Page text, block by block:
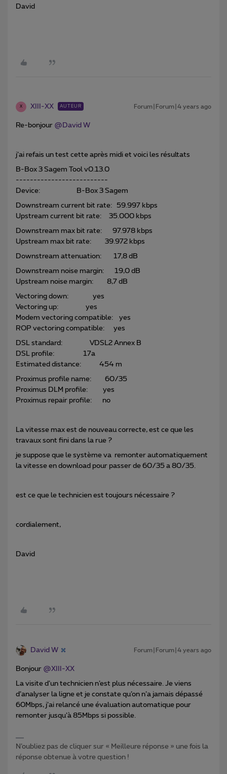
David
X XIII-XX AUTEUR Forum|Forum|4 years ago
Re-bonjour @David W
j’ai refais un test cette après midi et voici les résultats
B-Box 3 Sagem Tool v0.13.0
--------------------------
Device: B-Box 3 Sagem
Downstream current bit rate: 59.997 kbps
Upstream current bit rate: 35.000 kbps
Downstream max bit rate: 97.978 kbps
Upstream max bit rate: 39.972 kbps
Downstream attenuation: 17,8 dB
Downstream noise margin: 19,0 dB
Upstream noise margin: 8,7 dB
Vectoring down: yes
Vectoring up: yes
Modem vectoring compatible: yes
ROP vectoring compatible: yes
DSL standard: VDSL2 Annex B
DSL profile: 17a
Estimated distance: 454 m
Proximus profile name: 60/35
Proximus DLM profile: yes
Proximus repair profile: no
La vitesse max est de nouveau correcte, est ce que les
travaux sont fini dans la rue ?
je suppose que le système va remonter automatiquement
la vitesse en download pour passer de 60/35 a 80/35.
est ce que le technicien est toujours nécessaire ?
cordialement,
David
David W Forum|Forum|4 years ago
Bonjour @XIII-XX
La visite d’un technicien n’est plus nécessaire. Je viens
d’analyser la ligne et je constate qu’on n’a jamais dépassé
60Mbps, j’ai relancé une évaluation automatique pour
remonter jusqu’à 85Mbps si possible.
N’oubliez pas de cliquer sur « Meilleure réponse » une fois la
réponse obtenue à votre question !